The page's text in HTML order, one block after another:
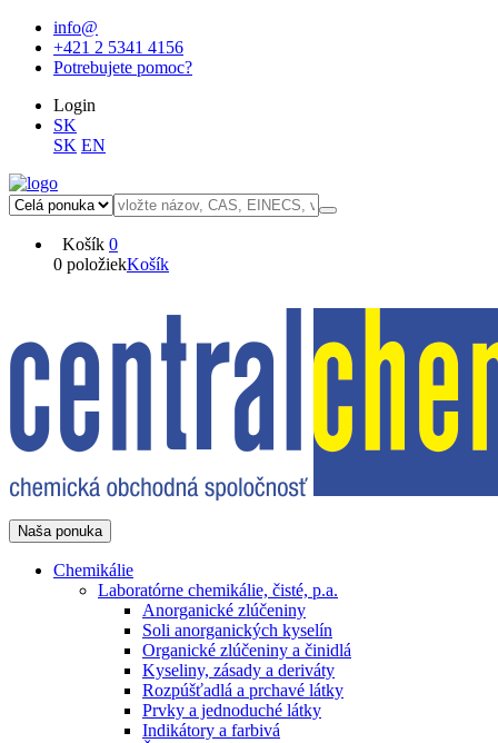
info@
+421 2 5341 4156
Potrebujete pomoc?
Login
SK
SK EN
Košík 0
0 položiekKošík
Naša ponuka
Chemikálie
Laboratórne chemikálie, čisté, p.a.
Anorganické zlúčeniny
Soli anorganických kyselín
Organické zlúčeniny a činidlá
Kyseliny, zásady a deriváty
Rozpúšťadlá a prchavé látky
Prvky a jednoduché látky
Indikátory a farbivá